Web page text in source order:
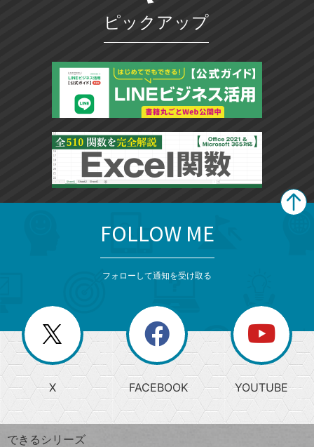
ピックアップ
じ
る
search
検
索
上
昇
ワ
ー
閉
じ
る
ー
か
ら
探
す
FOLLOW ME
フォローして通知を受け取る
X FACEBOOK YOUTUBE
できるシリーズ